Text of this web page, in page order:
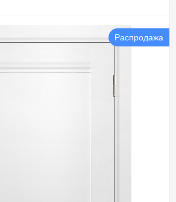
Распродажа